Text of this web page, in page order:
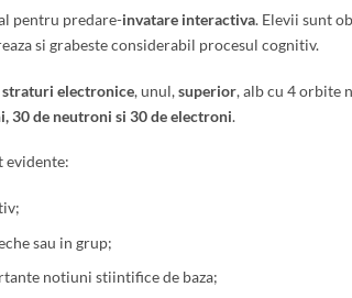
pentru predare-invatare interactiva. Elevii sunt
si grabeste considerabil procesul cognitiv.
straturi electronice, unul,superior, alb cu 4 orbite
30 de neutroni si 30 de electroni.
evidente:
sau in grup;
notiuni stiintifice de baza;